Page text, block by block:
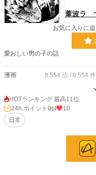
葦波ラ
お気に入りに
愛おしい男の子の話
漫画 8,554 位 / 8,554 件
お気に入り 1
24h.ポイント
HOTランキング 最高11位
24h.ポイント 0pt
10
日常